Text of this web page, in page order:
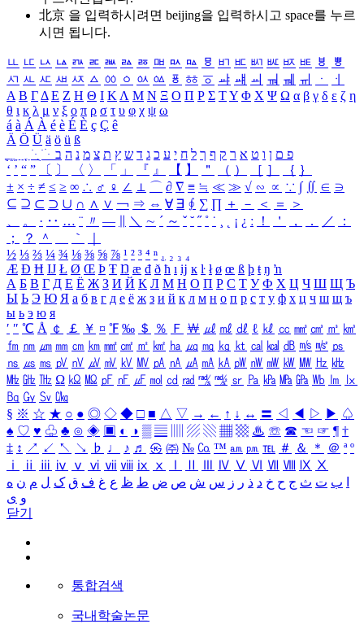
北京 을 입력하시려면 beijing을 입력하시고 space를 누르
시면 됩니다.
ㅥ ㅦ ㅧ ㅨ ㅩ ㅪ ㅫ ㅬ ㅭ ㅮ ㅯ ㅰ ㅱ ㅲ ㅳ ㅴ ㅵ ㅶ ㅷ ㅸ
ㅹ
ㅺ ㅻ ㅼ ㅽ ㅾ ㅿ ㆀ ㆁ ㆂ ㆃ ㆄ ㆅ ㆆ ㆇ ㆈ ㆉ ㆊ ㆋ ㆌ ㆍ
ㆎ
Α Β ΓΔ Ε Ζ Η Θ Ι ΚΛ Μ Ν Ξ Ο Π Ρ Σ ΤΥ Φ Χ Ψ Ω α β γ δ ε ζ η
θ ι κ λ μ ν ξ ο π ρ σ τ υ φ χ ψ ω
á à Á À é è É È ç Ç ê
Ä Ö Ü ä ö ü ß
ִֶֹ ֻּ ׁׂ פ ם ן ו ט א ר ק ף ך ל ח י ע כ ג ד ש ץ ת צ מ נ ה ב
‘ ’ “ ” 〔 〕 〈 〉 「 」 『 』 【 】 ＂ （ ） ［ ］ ｛ ｝
± × ÷ ≠ ≤ ≥ ∞ ∴ ♂ ♀ ∠ ⊥ ⌒ ∂ ∇ ≡ ≒ ≪ ≫ √ ∽ ∝ ∵ ∫ ∬ ∈ ∋
⊆ ⊇ ⊂ ⊃ ∪ ∩ ∧ ∨ ￢ ⇒ ⇔ ∀ ∃ ∮ ∑ ∏ ＋ － ＜ ＝
＞
、
。 · ‥ … ¨ 〃 ― ＼ ∼ ´ ～ ˇ ˘ ˝ ˚ ˙ ¸ ¡ ¿ ː ！ ＇ ， ． ／
：
；
？ ＾ ｀
½ ⅓ ⅔ ¼ ¾ ⅛ ⅜ ⅝ ⅞ ¹ ² ³ ⁴ ⁿ ₁ ₂ ₃ ₄
Æ Ð Ħ Ĳ Ł Ø Œ Þ Ŧ Ŋ æ đ ð ħ ı ĳ ĸ ŀ ł ø œ ß þ ŧ ŋ ŉ
А Б В Г Д Е Ё Ж З И Й К Л М Н О П Р С Т У Ф Х Ц Ч Ш Щ Ъ
Ы Ь Э Ю Я а б в г д е ё ж з и й к л м н о п р с т у ф х ц ч ш щ ъ
ы ь э ю я
′ ″ ℃ Å ￠ ￡ ￥ ¤ ℉ ‰ ＄ ％ Ｆ ￦ ㎕ ㎖ ㎗ ℓ ㎘ ㏄ ㎣ ㎤ ㎥ ㎦
㎙ ㎚ ㎛ ㎜ ㎝ ㎞ ㎟ ㎠ ㎡ ㎢ ㏊ ㎍ ㎎ ㎏ ㏏ ㎈ ㎉ ㏈ ㎧ ㎨ ㎰
㎱ ㎲ ㎳ ㎴ ㎵ ㎶ ㎷ ㎸ ㎹ ㎀ ㎁ ㎂ ㎃ ㎄ ㎺ ㎻ ㎽ ㎾ ㎿ ㎐ ㎑
㎒ ㎓ ㎔ Ω ㏀ ㏁ ㎊ ㎋ ㎌ ㏖ ㏅ ㎭ ㎮ ㎯ ㏛ ㎩ ㎪ ㎫ ㎬ ㏝ ㏐
㏓
㏃ ㏉ ㏜ ㏆
§ ※ ☆ ★ ○ ● ◎ ◇ ◆ □ ■ △ ▽ → ← ↑ ↓ ↔ 〓 ◁ ◀ ▷ ▶ ♤
♠ ♡ ♥ ♧ ♣ ⊙ ◈ ▣ ◐ ◑ ▒ ▤ ▨ ▧ ▦ ▩ ♨ ☏ ☎ ☜ ☞ ¶ †
‡ ↕ ↗ ↙ ↖ ↘ ♭ ♩ ♪ ♬ ㉿ ㈜ № ㏇ ™ ㏂ ㏘ ℡ ＃ ＆ ＊ ＠ ª º
ⅰ
ⅱ ⅲ ⅳ ⅴ ⅵ ⅶ ⅷ ⅸ ⅹ Ⅳ Ⅴ Ⅵ Ⅶ Ⅷ Ⅸ Ⅹ
ب ت ث ج ح خ د ذ ر ز س ش ص ض ط ظ ع غ ف ق ک ل م ن ه
و ی
닫기
통합검색
국내학술논문